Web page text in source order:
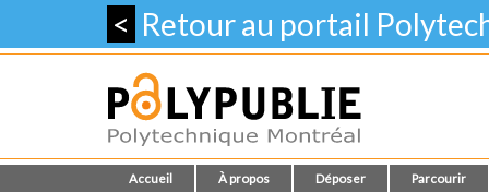
< Retour au portail
Accueil À propos Déposer Parcourir